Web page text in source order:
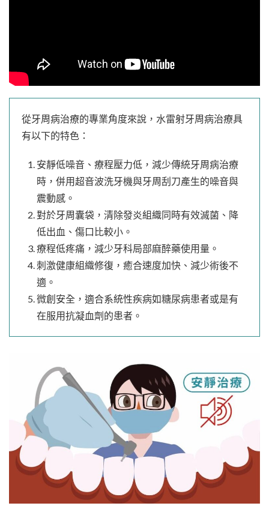
從牙周病治療的專業角度來說，水雷射牙周病治療具
有以下的特色：
安靜低噪音、療程壓力低，減少傳統牙周病治療
時，併用超音波洗牙機與牙周刮刀產生的噪音與
震動感。
對於牙周囊袋，清除發炎組織同時有效滅菌、降
低出血、傷口比較小。
療程低疼痛，減少牙科局部麻醉藥使用量。
刺激健康組織修復，癒合速度加快、減少術後不
適。
微創安全，適合系統性疾病如糖尿病患者或是有
在服用抗凝血劑的患者。